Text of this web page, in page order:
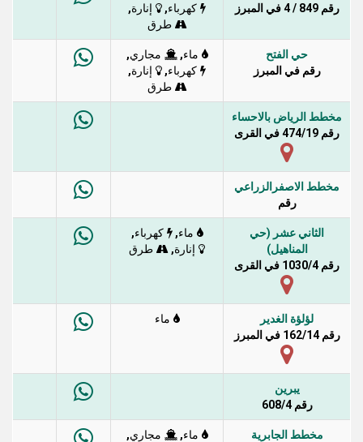
رقم 849 / 4 في المبرز
كهرباء, إنارة,
طرق
حي الفتح
رقم في المبرز
ماء, مجاري,
كهرباء, إنارة,
طرق
مخطط الرياض بالاحساء
رقم 474/19 في القرى
مخطط الاصفرالزراعي
رقم
الثاني عشر (حي
المناهيل)
رقم 1030/4 في القرى
ماء, كهرباء,
إنارة, طرق
لؤلؤة الغدير
رقم 162/14 في المبرز
ماء
يبرين
رقم 608/4
مخطط الجابرية
ماء, مجاري,